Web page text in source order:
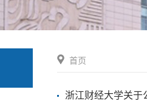
首页
浙江财经大学关于